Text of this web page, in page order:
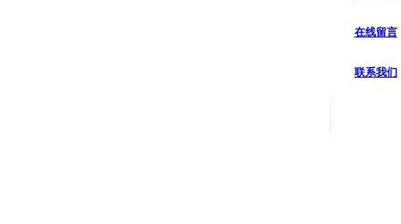
在线留言
联系我们